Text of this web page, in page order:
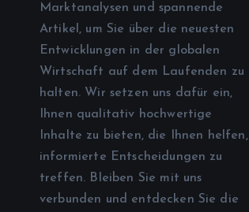
Marktanalysen und spannende
Artikel, um Sie über die neuesten
Entwicklungen in der globalen
Wirtschaft auf dem Laufenden zu
halten. Wir setzen uns dafür ein,
Ihnen qualitativ hochwertige
Inhalte zu bieten, die Ihnen helfen,
informierte Entscheidungen zu
treffen. Bleiben Sie mit uns
verbunden und entdecken Sie die